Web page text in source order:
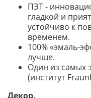
ПЭТ -
гладкой и
устойчиво к
временем.
100% «эмаль-
лучше.
Один из самых
(институт
Декор.